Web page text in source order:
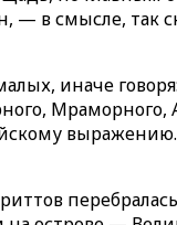
в смысле, так
иначе
Мраморного,